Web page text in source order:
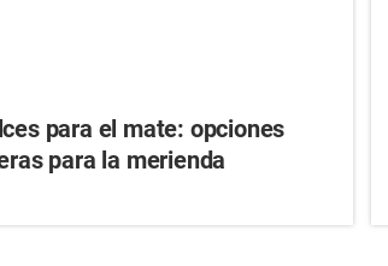
para el mate: opciones
para la merienda